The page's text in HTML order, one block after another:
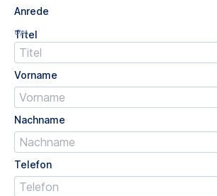
Anrede
Titel
Opt.
Vorname
Nachname
Telefon